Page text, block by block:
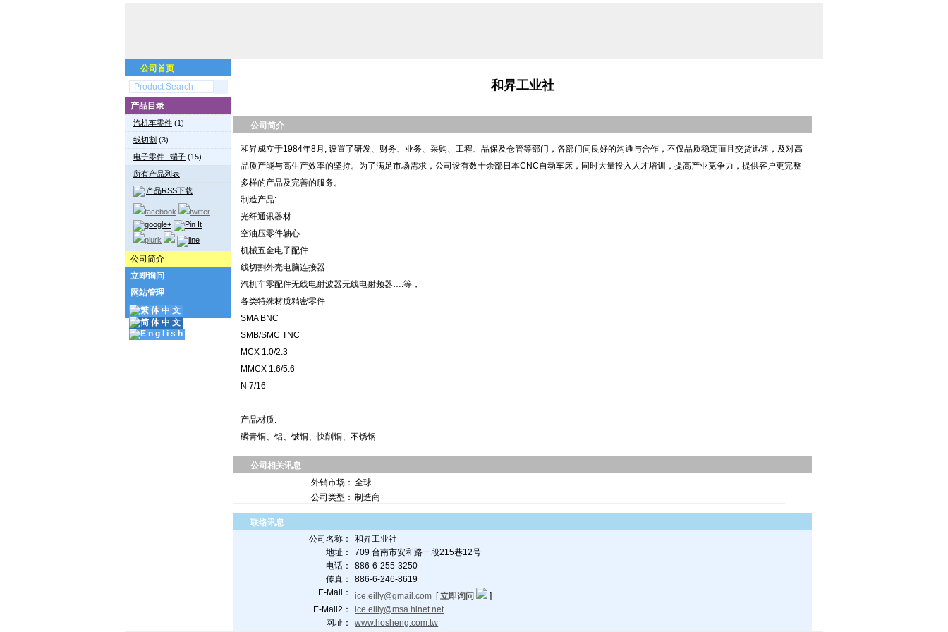
公司首页
产品目录
汽机车零件 (1)
线切割 (3)
电子零件─端子 (15)
所有产品列表
产品RSS下载
公司简介
立即询问
网站管理
和昇工业社
公司简介
和昇成立于1984年8月, 设置了研发、财务、业务、采购、工程、品保及仓管等部门，各部门间良好的沟通与合作，不仅品质稳定而且交货迅速，及对高
品质产能与高生产效率的坚持。为了满足市场需求，公司设有数十余部日本CNC自动车床，同时大量投入人才培训，提高产业竞争力，提供客户更完整
多样的产品及完善的服务。
制造产品:
光纤通讯器材
空油压零件轴心
机械五金电子配件
线切割外壳电脑连接器
汽机车零配件无线电射波器无线电射频器….等，
各类特殊材质精密零件
SMA BNC
SMB/SMC TNC
MCX 1.0/2.3
MMCX 1.6/5.6
N 7/16
产品材质:
磷青铜、铝、铍铜、快削铜、不锈钢
公司相关讯息
外销市场： 全球
公司类型： 制造商
联络讯息
公司名称：
和昇工业社
地址：
709 台南市安和路一段215巷12号
电话：
886-6-255-3250
传真：
886-6-246-8619
E-Mail：
ice.eilly@gmail.com [立即询问
]
E-Mail2：
ice.eilly@msa.hinet.net
网址：
www.hosheng.com.tw